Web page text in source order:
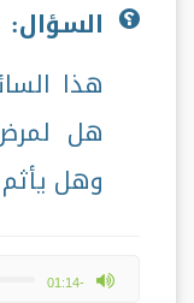
السؤال:
هذا
هل
وهل
-01:14
volume